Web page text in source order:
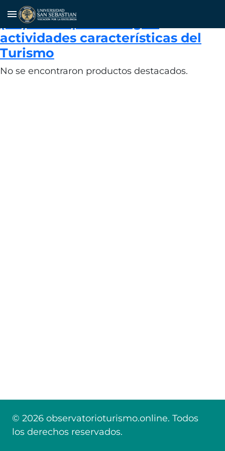
menu
Porcentaje anual de venta netas
(UF) en empresas según
actividades características del
Turismo
No se encontraron productos destacados.
© 2026 observatorioturismo.online. Todos
los derechos reservados.